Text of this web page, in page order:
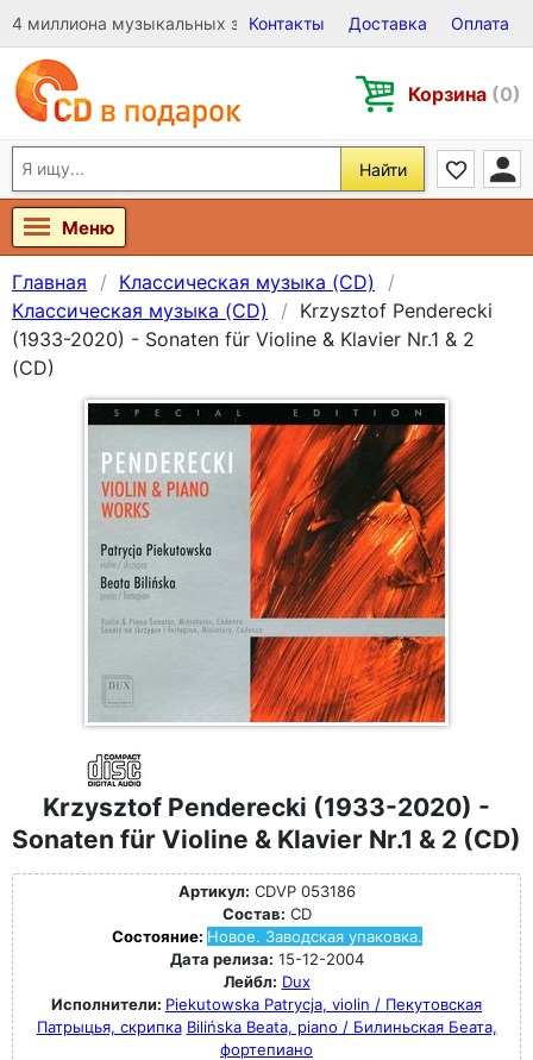
4 миллиона музыкальных записей на Виниле, CD и DVD
Контакты Доставка Оплата
Корзина (0)
Найти
Меню
Главная
Классическая музыка (CD)
Классическая музыка (CD)
Krzysztof Penderecki
(1933-2020) - Sonaten für Violine & Klavier Nr.1 & 2
(CD)
Krzysztof Penderecki (1933-2020) -
Sonaten für Violine & Klavier Nr.1 & 2 (CD)
Артикул: CDVP 053186
Состав: CD
Состояние: Новое. Заводская упаковка.
Дата релиза: 15-12-2004
Лейбл: Dux
Исполнители: Piekutowska Patrycja, violin / Пекутовская
Патрыцья, скрипка Bilińska Beata, piano / Билиньская Беата,
фортепиано